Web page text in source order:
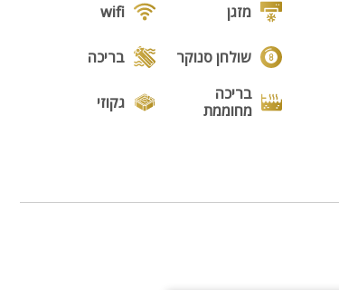
מזגן wifi
שולחן סנוקר
בריכה
בריכה
מחוממת
גקוזי